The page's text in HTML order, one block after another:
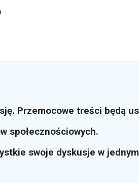
Przemocowe treści będą
społecznościowych.
swoje dyskusje w jednym